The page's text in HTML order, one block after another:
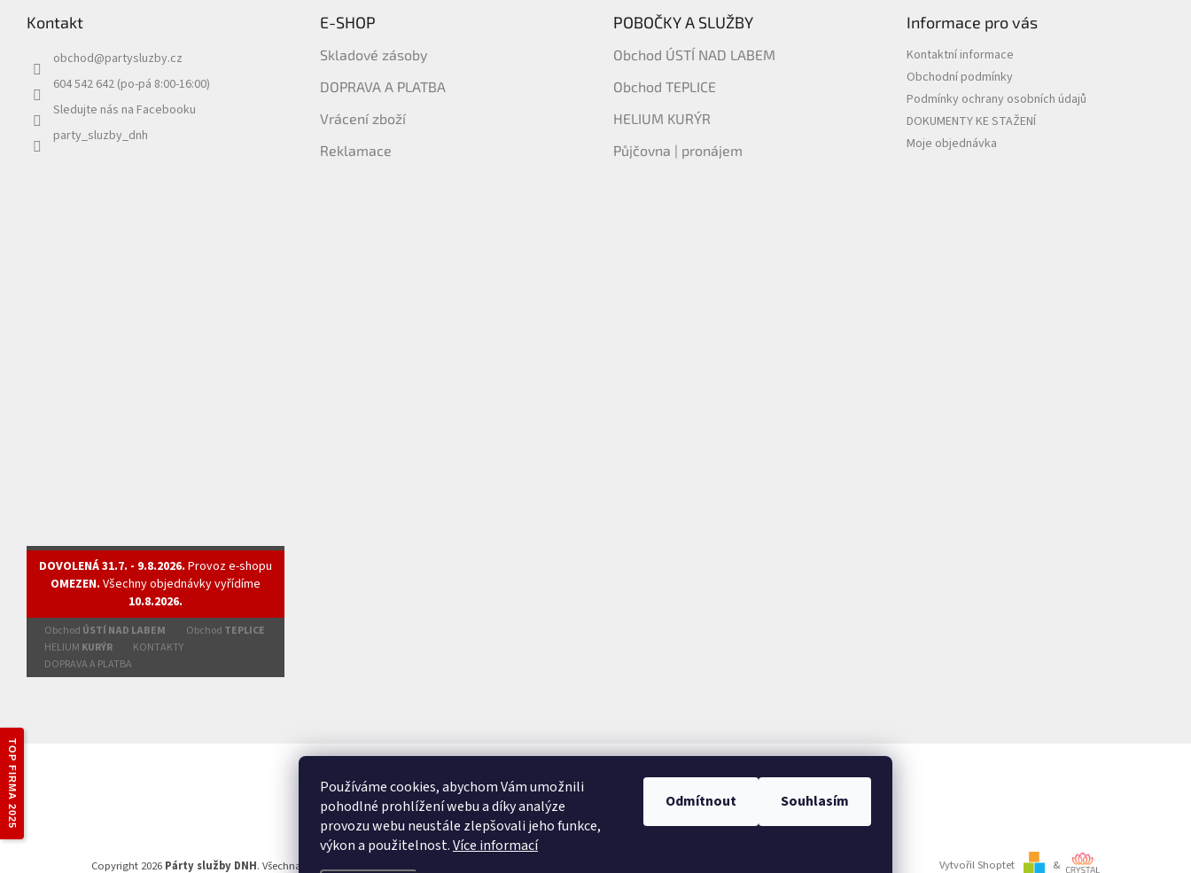
Používáme cookies, abychom Vám umožnili
pohodlné prohlížení webu a díky analýze
provozu webu neustále zlepšovali jeho funkce,
výkon a použitelnost.Více informací
Odmítnout Souhlasím
Kontakt
obchod@partysluzby.cz
604 542 642 (po-pá 8:00-16:00)
Sledujte nás na Facebooku
party_sluzby_dnh
E-SHOP
Skladové zásoby
DOPRAVA A PLATBA
Vrácení zboží
Reklamace
POBOČKY A SLUŽBY
Obchod ÚSTÍ NAD LABEM
Obchod TEPLICE
HELIUM KURÝR
Půjčovna | pronájem
Informace pro vás
Kontaktní informace
Obchodní podmínky
Podmínky ochrany osobních údajů
DOKUMENTY KE STAŽENÍ
Moje objednávka
DOVOLENÁ 31.7. - 9.8.2026. Provoz e-shopu
OMEZEN. Všechny objednávky vyřídíme
10.8.2026.
Obchod ÚSTÍ NAD LABEM Obchod TEPLICE
HELIUM KURÝR
KONTAKTY
DOPRAVA A PLATBA
Vytvořil Shoptet &
Copyright 2026 Párty služby DNH. Všechna práva vyhrazena.
TOP FIRMA 2025